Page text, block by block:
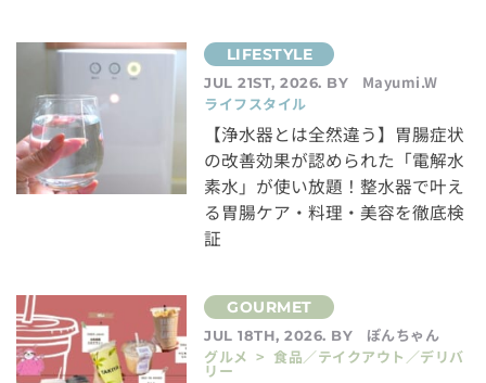
JUL 21ST, 2026. BY
Mayumi.W
ライフスタイル
【浄水器とは全然違う】胃腸症状
の改善効果が認められた「電解水
素水」が使い放題！整水器で叶え
る胃腸ケア・料理・美容を徹底検
証
JUL 18TH, 2026. BY
ぽんちゃん
グルメ > 食品／テイクアウト／デリバ
リー